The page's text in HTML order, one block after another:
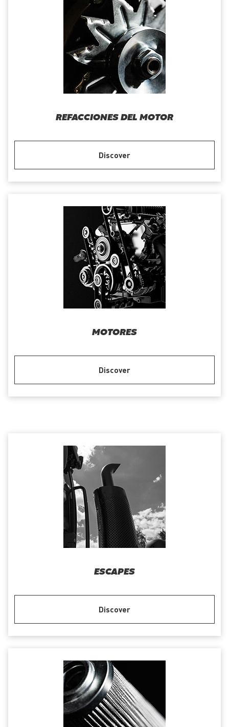
REFACCIONES DEL MOTOR
Discover
MOTORES
Discover
ESCAPES
Discover